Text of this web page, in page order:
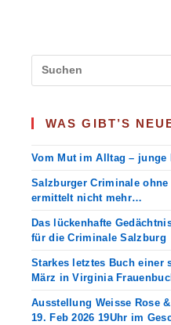
WAS GIBT’S
Vom Mut im Alltag – junge
Salzburger Criminale
ermittelt nicht mehr…
Das lückenhafte
für die Criminale Salzburg
Starkes letztes Buch einer
März in Virginia
Ausstellung Weisse Rose
19. Feb 2026 19Uhr im